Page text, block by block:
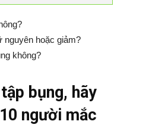
nguyên hoặc giảm?
không?
bụng, hãy
người mắc